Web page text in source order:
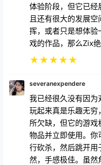
体验阶段，但它已
且还有很大的发展
挥，或者只是想体
戏的作品，那么Zix绝
★★★★★
severanexpendere
我已经很久没有因
玩起来真是乐趣无穷
所欠缺，但它的游
物品并立即使用。
行砍杀，然后跳开用
然，手感极佳。虽然